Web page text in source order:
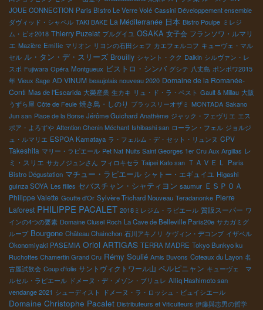
JOUE CONNECTION Paris Bistro Le Verre Volé Cassini Développement ensemble
ダヴィッド・シャペル TAKI BAKE La Méditerranée 日本 Bistro Poulpe ミレジ
ム・ビオ2018 Thierry Puzelat ブルグイユ OSAKA 女子会 フランソワ・ルマリ
エ Mazière Emilie マリオン リヨンの石田シェフ カエフェルコフ キューヴェ・マル
セル ル・タン・デ・スリーズ Brouilly シャント・クク Daikin シルヴァン・レ
スポ Fujiwara Opéra Montgueux ビストロ・シンバ グシテ 八丈島 ポンポワ2015
年 Vieux Sage AD VINUM beaujolais nouveau 2020 Domaine de la Romanée-
Conti Mas de l'Escarida 大榮産業 生カキ リュ・ド・ラ・ペスト Gault & Millau 大阪
うずら屋 Côte de Feule 焼き鳥・しのり ブラッスリーオザミ MONTADA Sakano
Jun san Place de la Borse Jérôme Guichard Anathème ジャック・フェヴリエ エス
ポア・よろずや Attention Chenin Méchant Ishibashi san ローラン・フェル ジョルジ
ュ・ルマリエ ESPOA Kamataya ラ・フェルム・デ・セット・リュンヌ CPV
Takeshita マリー・ラピエール Pet Nat Nuits Saint Georges 1er Cru Aux Argillas レ
ミ・スリエ サカノジュンさん フィロキセラ Taipei Kato san ＴＡＶＥＬ Paris
Bistro Dégustation マチュー・ラピエール シャトー・エギュイユ Higashi
guinza SOYA Les filles セバスチャン・シャティヨン saumur ＥＳＰＯＡ
Philippe Valette Goutte d’Or Sylvère Trichard Nouveau Teradanonke Pierre
Laforest PHILIPPE PACALET 2018ミレジム・ラピエール 質販スーパー ワ
インの4つの要素 Domaine Clusel Roch La Cave de Belleville Paris20e サカガミグ
ループ Bourgone Château Chainchon 石川アキノリ ケヴィン・デコンブ イザベル
Okonomiyaki PASEMIA Oriol ARTIGAS TERRA MADRE Tokyo Bunkyo ku
Ruchottes Chamertin Grand Cru Rémy Soulié Amis Buvons Coteaux du Layon 名
古屋試飲会 Coup d'folie サントヴィクトワール山 ペルピニャン キューヴェ マ
ルセル・ラピエール ドメーヌ・デ・メゾン・ブリュレ Alliq Hashimoto san
vendange 2021 シューディスト ドメーヌ・ラ・ロッシュ・ビュイシエール
Domaine Christophe Pacalet Distributeurs et Viticulteurs 伊藤與志男の哲学